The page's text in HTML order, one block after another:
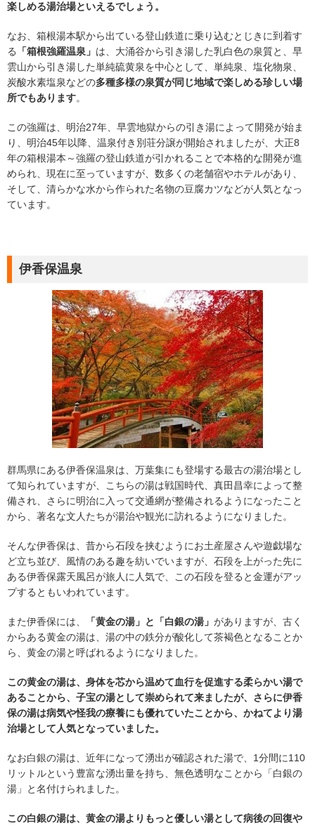
楽しめる湯治場といえるでしょう。
なお、箱根湯本駅から出ている登山鉄道に乗り込むとじきに到着す
る
「箱根強羅温泉」 は、大涌谷から引き湯した乳白色の泉質と、早
雲山から引き湯した単純硫黄泉を中心として、単純泉、塩化物泉、
炭酸水素塩泉などの多種多様の泉質が同じ地域で楽しめる珍しい場
所でもあります。
この強羅は、明治27年、早雲地獄からの引き湯によって開発が始ま
り、明治45年以降、温泉付き別荘分譲が開始されましたが、大正8
年の箱根湯本～強羅の登山鉄道が引かれることで本格的な開発が進
められ、現在に至っていますが、数多くの老舗宿やホテルがあり、
そして、清らかな水から作られた名物の豆腐カツなどが人気となっ
ています。
伊香保温泉
群馬県にある伊香保温泉は、万葉集にも登場する最古の湯治場とし
て知られていますが、こちらの湯は戦国時代、真田昌幸によって整
備され、さらに明治に入って交通網が整備されるようになったこと
から、著名な文人たちが湯治や観光に訪れるようになりました。
そんな伊香保は、昔から石段を挟むようにお土産屋さんや遊戯場な
ど立ち並び、風情のある趣を紡いでいますが、石段を上がった先に
ある伊香保露天風呂が旅人に人気で、この石段を登ると金運がアッ
プするともいわれています。
また伊香保には、 「黄金の湯」と「白銀の湯」 がありますが、古く
からある黄金の湯は、湯の中の鉄分が酸化して茶褐色となることか
ら、黄金の湯と呼ばれるようになりました。
この黄金の湯は、身体を芯から温めて血行を促進する柔らかい湯で
あることから、子宝の湯として崇められて来ましたが、さらに伊香
保の湯は病気や怪我の療養にも優れていたことから、かねてより湯
治場として人気となっていました。
なお白銀の湯は、近年になって湧出が確認された湯で、1分間に110
リットルという豊富な湧出量を持ち、無色透明なことから「白銀の
湯」と名付けられました。
この白銀の湯は、黄金の湯よりもっと優しい湯として病後の回復や